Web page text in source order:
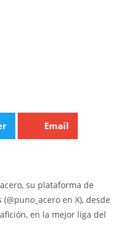
Email
su plataforma de
en X), desde
en la mejor liga del